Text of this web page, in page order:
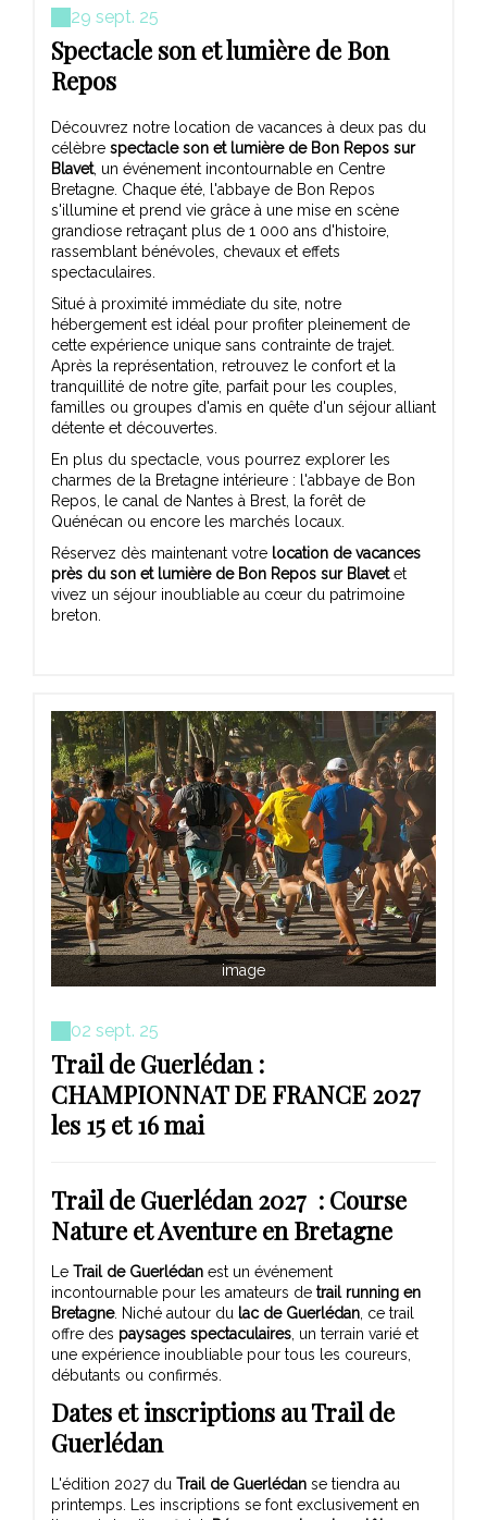
29 sept. 25
Spectacle son et lumière de Bon
Repos
Découvrez notre location de vacances à deux pas du
célèbre spectacle son et lumière de Bon Repos sur
Blavet, un événement incontournable en Centre
Bretagne. Chaque été, l'abbaye de Bon Repos
s'illumine et prend vie grâce à une mise en scène
grandiose retraçant plus de 1 000 ans d'histoire,
rassemblant bénévoles, chevaux et effets
spectaculaires.
Situé à proximité immédiate du site, notre
hébergement est idéal pour profiter pleinement de
cette expérience unique sans contrainte de trajet.
Après la représentation, retrouvez le confort et la
tranquillité de notre gîte, parfait pour les couples,
familles ou groupes d'amis en quête d'un séjour alliant
détente et découvertes.
En plus du spectacle, vous pourrez explorer les
charmes de la Bretagne intérieure : l'abbaye de Bon
Repos, le canal de Nantes à Brest, la forêt de
Quénécan ou encore les marchés locaux.
Réservez dès maintenant votre location de vacances
près du son et lumière de Bon Repos sur Blavetet
vivez un séjour inoubliable au cœur du patrimoine
breton.
image
02 sept. 25
Trail de Guerlédan :
CHAMPIONNAT DE FRANCE 2027
les 15 et 16 mai
Trail de Guerlédan 2027 : Course
Nature et Aventure en Bretagne
Le Trail de Guerlédan est un événement
incontournable pour les amateurs de trail running en
Bretagne. Niché autour du lac de Guerlédan , ce trail
offre des paysages spectaculaires , un terrain varié et
une expérience inoubliable pour tous les coureurs,
débutants ou confirmés.
Dates et inscriptions au Trail de
Guerlédan
L'édition 2027 du Trail de Guerlédan se tiendra au
printemps. Les inscriptions se font exclusivement en